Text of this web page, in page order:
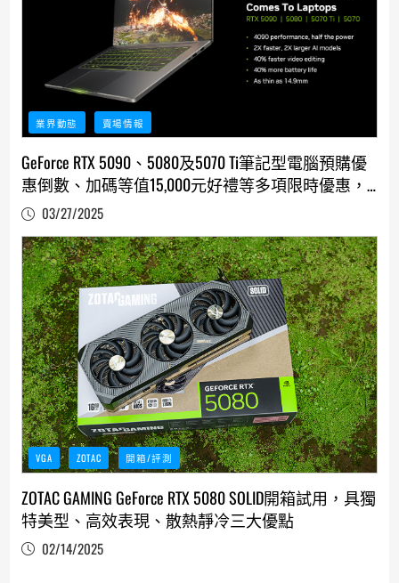
業界動態 賣場情報
GeForce RTX 5090、5080及5070 Ti筆記型電腦預購優
惠倒數、加碼等值15,000元好禮等多項限時優惠，
另有3/31上市開賣現場玩家活動及更多加碼獎品
03/27/2025
VGA ZOTAC 開箱/評測
ZOTAC GAMING GeForce RTX 5080 SOLID開箱試用，具獨
特美型、高效表現、散熱靜冷三大優點
02/14/2025